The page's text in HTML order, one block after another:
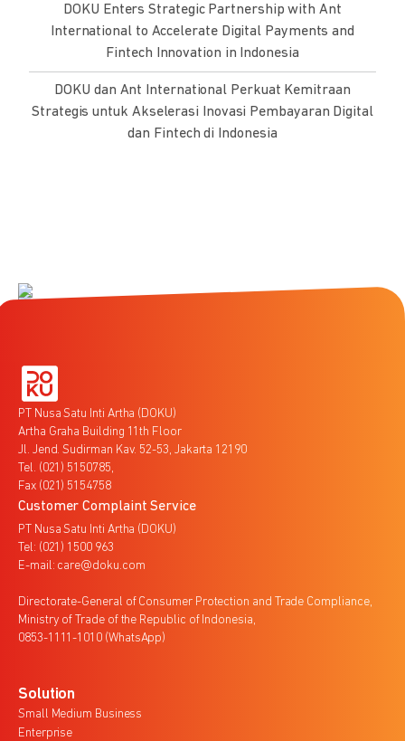
DOKU Enters Strategic Partnership with Ant
International to Accelerate Digital Payments and
Fintech Innovation in Indonesia
DOKU dan Ant International Perkuat Kemitraan
Strategis untuk Akselerasi Inovasi Pembayaran Digital
dan Fintech di Indonesia
PT Nusa Satu Inti Artha (DOKU)
Artha Graha Building 11th Floor
Jl. Jend. Sudirman Kav. 52-53, Jakarta 12190
Tel. (021) 5150785,
Fax (021) 5154758
Customer Complaint Service
PT Nusa Satu Inti Artha (DOKU)
Tel: (021) 1500 963
E-mail: care@doku.com
Directorate-General of Consumer Protection and Trade Compliance,
Ministry of Trade of the Republic of Indonesia,
0853-1111-1010 (WhatsApp)
Solution
Small Medium Business
Enterprise